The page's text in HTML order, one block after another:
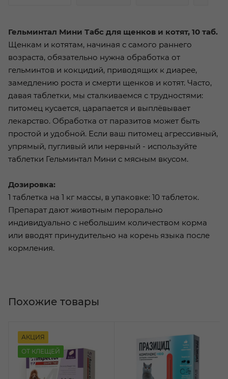
Гельминтал Мини Табс для щенков и котят, 10 таб.
Щенкам и котятам, начиная с самого раннего
возраста, обязательно нужна обработка от
гельминтов и кокцидий, приводящих к диарее,
замедлению роста и смерти щенков и котят. Часто,
давая таблетки, мы сталкиваемся с трудностями:
питомец кусается, царапается и выплёвывает
лекарство. Обработка от паразитов может быть
простой и удобной. Если ваш питомец агрессивный,
упрямый, пугливый или нервный - используйте
таблетки Гельминтал Мини с мясным вкусом.
Дозировка:
1 таблетка на 1 кг массы, в упаковке: 10 таблеток.
Препарат дают животным перорально
индивидуально с небольшим количеством корма
или вводят принудительно на корень языка после
кормления.
АКЦИЯ
ОТ КЛЕЩЕЙ
Похожие товары